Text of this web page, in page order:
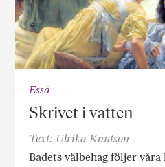
Essä
Skrivet i vatten
Text: Ulrika Knutson
Badets välbehag följer